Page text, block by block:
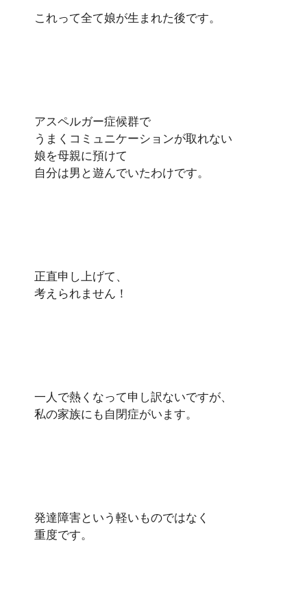
これって全て娘が生まれた後です。
アスペルガー症候群で
うまくコミュニケーションが取れない
娘を母親に預けて
自分は男と遊んでいたわけです。
正直申し上げて、
考えられません！
一人で熱くなって申し訳ないですが、
私の家族にも自閉症がいます。
発達障害という軽いものではなく
重度です。